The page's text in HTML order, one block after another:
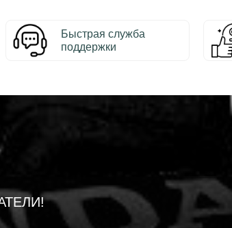
Быстрая служба
поддержки